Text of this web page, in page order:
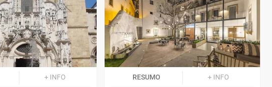
+ INFO RESUMO + INFO